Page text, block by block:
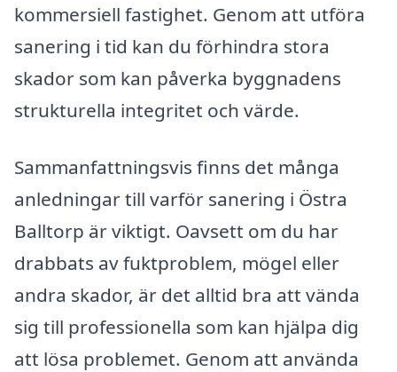
kommersiell fastighet. Genom att utföra
sanering i tid kan du förhindra stora
skador som kan påverka byggnadens
strukturella integritet och värde.
Sammanfattningsvis finns det många
anledningar till varför sanering i Östra
Balltorp är viktigt. Oavsett om du har
drabbats av fuktproblem, mögel eller
andra skador, är det alltid bra att vända
sig till professionella som kan hjälpa dig
att lösa problemet. Genom att använda